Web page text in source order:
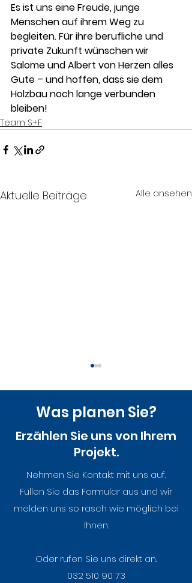
Es ist uns eine Freude, junge
Menschen auf ihrem Weg zu
begleiten. Für ihre berufliche und
private Zukunft wünschen wir
Salome und Albert von Herzen alles
Gute – und hoffen, dass sie dem
Holzbau noch lange verbunden
bleiben!
Team S+F
Aktuelle Beiträge Alle ansehen
Zukunftstag bei S&F
Holzbau – Ein Tag
voller Neugier, Mut
und Holzduft
Was planen Sie?
Erzählen Sie uns von Ihrem
Projekt.
Nehmen Sie Kontakt mit uns auf.
Füllen Sie das Formular aus und wir
melden uns so rasch wie möglich bei
Ihnen.
Oder rufen Sie uns direkt an.
032 510 90 73